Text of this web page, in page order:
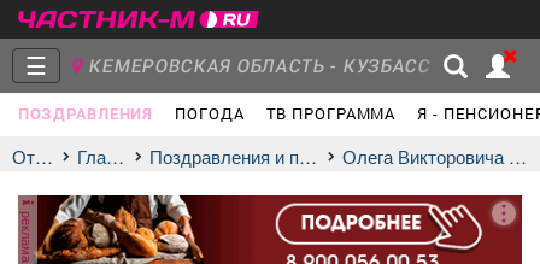
☰ КЕМЕРОВСКАЯ ОБЛАСТЬ - КУЗБАСС
ПОЗДРАВЛЕНИЯ ПОГОДА ТВ ПРОГРАММА
Я -
Главная
Новости
Отдых Главная Поздравления и праздники Олега Викторовича Сливного
реклама